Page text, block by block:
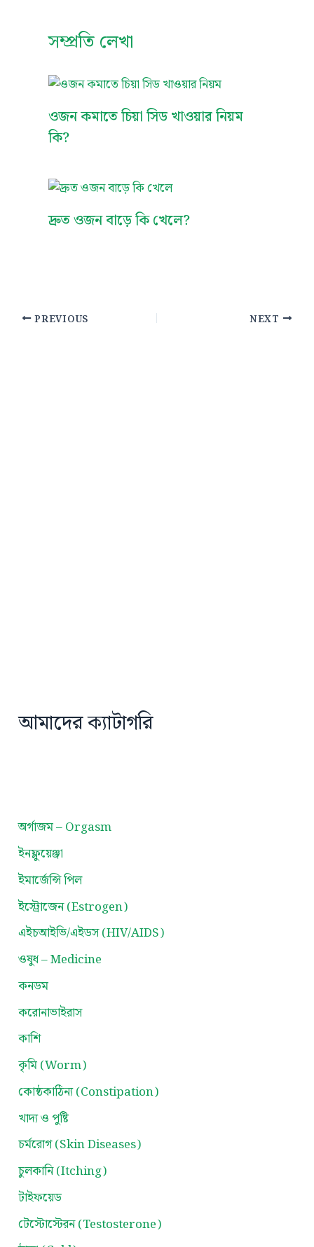
সম্প্রতি লেখা
ওজন কমাতে চিয়া সিড খাওয়ার নিয়ম
কি?
দ্রুত ওজন বাড়ে কি খেলে?
PREVIOUS NEXT
আমাদের ক্যাটাগরি
অর্গাজম – Orgasm
ইনফ্লুয়েঞ্জা
ইমার্জেন্সি পিল
ইস্ট্রোজেন (Estrogen)
এইচআইভি/এইডস (HIV/AIDS)
ওষুধ – Medicine
কনডম
করোনাভাইরাস
কাশি
কৃমি (Worm)
কোষ্ঠকাঠিন্য (Constipation)
খাদ্য ও পুষ্টি
চর্মরোগ (Skin Diseases)
চুলকানি (Itching)
টাইফয়েড
টেস্টোস্টেরন (Testosterone)